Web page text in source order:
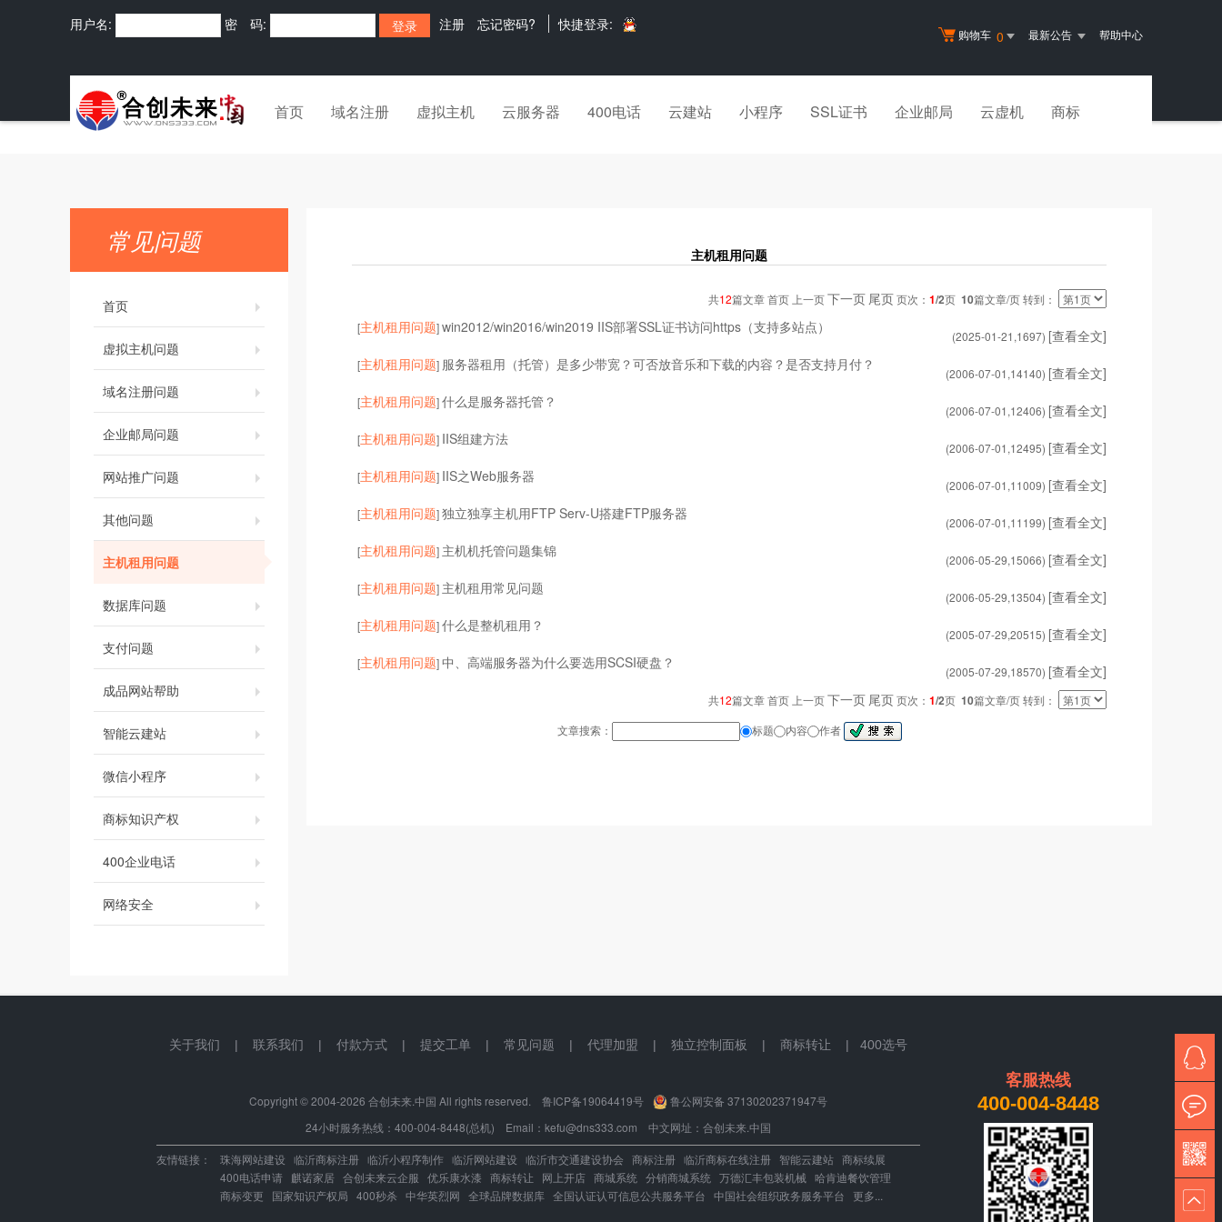
购物车 0 最新公告 帮助中心
用户名: 密 码: 注册 忘记密码? 快捷登录:
首页 域名注册 虚拟主机 云服务器 400电话 云建站 小程序 SSL证书 企业邮局 云虚机 商标
常见问题
首页
虚拟主机问题
域名注册问题
企业邮局问题
网站推广问题
其他问题
主机租用问题
数据库问题
支付问题
成品网站帮助
智能云建站
微信小程序
商标知识产权
400企业电话
网络安全
主机租用问题
共12篇文章 首页 上一页下一页 尾页页次： 1/2页 10篇文章/页 转到：
[主机租用问题]win2012/win2016/win2019 IIS部署SSL证书访问https（支持多站点）
(2025-01-21,1697) [查看全文]
[主机租用问题] 服务器租用（托管）是多少带宽？可否放音乐和下载的内容？是否支持月付？
(2006-07-01,14140) [查看全文]
[主机租用问题]什么是服务器托管？
(2006-07-01,12406) [查看全文]
[主机租用问题] IIS组建方法
(2006-07-01,12495) [查看全文]
[主机租用问题] IIS之Web服务器
(2006-07-01,11009) [查看全文]
[主机租用问题]独立独享主机用FTP Serv-U搭建FTP服务器
(2006-07-01,11199) [查看全文]
[主机租用问题] 主机机托管问题集锦
(2006-05-29,15066) [查看全文]
[主机租用问题] 主机租用常见问题
(2006-05-29,13504) [查看全文]
[主机租用问题]什么是整机租用？
(2005-07-29,20515) [查看全文]
[主机租用问题]中、高端服务器为什么要选用SCSI硬盘？
(2005-07-29,18570) [查看全文]
共12篇文章 首页 上一页下一页 尾页页次： 1/2页 10篇文章/页 转到：
文章搜索：
标题 内容 作者
关于我们 | 联系我们 | 付款方式 | 提交工单 | 常见问题 | 代理加盟 | 独立控制面板 | 商标转让 | 400选号
Copyright © 2004-2026 合创未来.中国 All rights reserved. 鲁ICP备19064419号
鲁公网安备 37130202371947号
24小时服务热线：400-004-8448(总机) Email：kefu@dns333.com 中文网址： 合创未来.中国
友情链接： 珠海网站建设 临沂商标注册 临沂小程序制作 临沂网站建设 临沂市交通建设协会 商标注册 临沂商标在线注册 智能云建站 商标续展
400电话申请 麒诺家居 合创未来云企服 优乐康水漆 商标转让 网上开店 商城系统 分销商城系统 万德汇丰包装机械 哈肯迪餐饮管理
商标变更
国家知识产权局 400秒杀 中华英烈网 全球品牌数据库 全国认证认可信息公共服务平台 中国社会组织政务服务平台 更多...
客服热线
400-004-8448